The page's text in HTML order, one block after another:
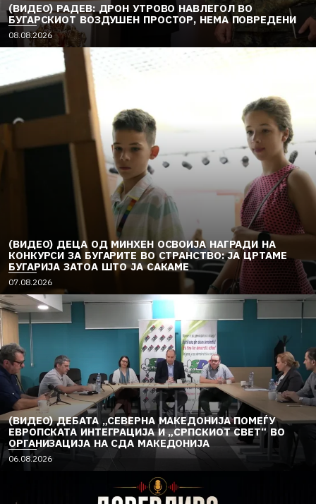
(ВИДЕО) РАДЕВ: ДРОН УТРОВО НАВЛЕГОЛ ВО
БУГАРСКИОТ ВОЗДУШЕН ПРОСТОР, НЕМА ПОВРЕДЕНИ
08.08.2026
(ВИДЕО) ДЕЦА ОД МИНХЕН ОСВОИЈА НАГРАДИ НА
КОНКУРСИ ЗА БУГАРИТЕ ВО СТРАНСТВО: ЈА ЦРТАМЕ
БУГАРИЈА ЗАТОА ШТО ЈА САКАМЕ
07.08.2026
(ВИДЕО) ДЕБАТА „СЕВЕРНА МАКЕДОНИЈА ПОМЕЃУ
ЕВРОПСКАТА ИНТЕГРАЦИЈА И „СРПСКИОТ СВЕТ“ ВО
ОРГАНИЗАЦИЈА НА СДА МАКЕДОНИЈА
06.08.2026